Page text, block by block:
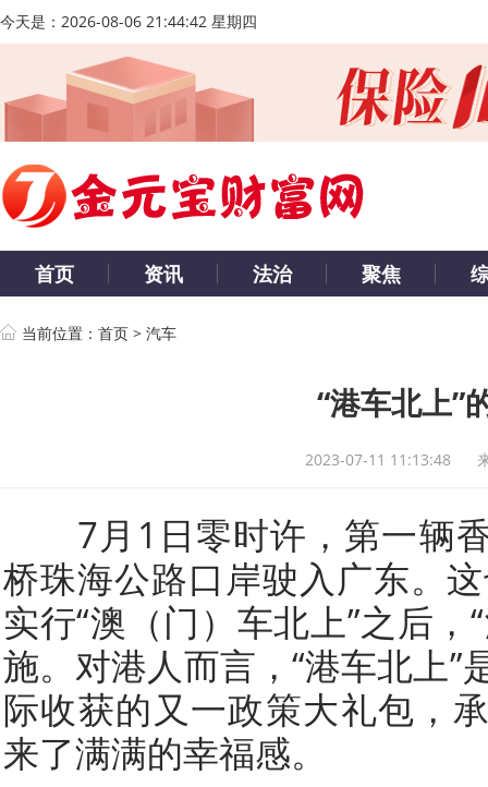
今天是： 2026-08-06 21:44:42 星期四
首页 资讯 法治 聚焦
当前位置： 首页 > 汽车
“港车北上”
2023-07-11 11:13:48
7月1日零时许，第一辆香
桥珠海公路口岸驶入广东。
实行“澳（门）车北上”之后
施。对港人而言，“港车北上
际收获的又一政策大礼包，
来了满满的幸福感。